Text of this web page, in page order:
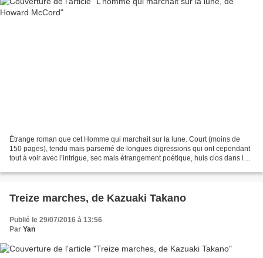
Étrange roman que cet Homme qui marchait sur la lune. Court (moins de
150 pages), tendu mais parsemé de longues digressions qui ont cependant
tout à voir avec l’intrigue, sec mais étrangement poétique, huis clos dans les
Treize marches, de Kazuaki Takano
Publié le 29/07/2016 à 13:56
Par Yan